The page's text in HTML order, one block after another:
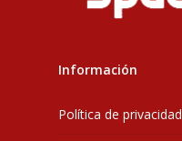
Información
Política de privacidad